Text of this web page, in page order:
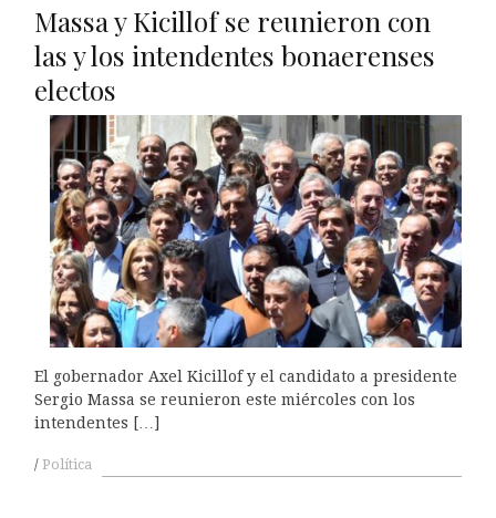
Massa y Kicillof se reunieron con
las y los intendentes bonaerenses
electos
El gobernador Axel Kicillof y el candidato a presidente
Sergio Massa se reunieron este miércoles con los
intendentes […]
Política